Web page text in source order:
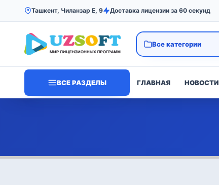
Ташкент, Чиланзар Е, 9 Доставка лицензии за 60 секунд
ВСЕ РАЗДЕЛЫ ГЛАВНАЯ НОВОСТИ